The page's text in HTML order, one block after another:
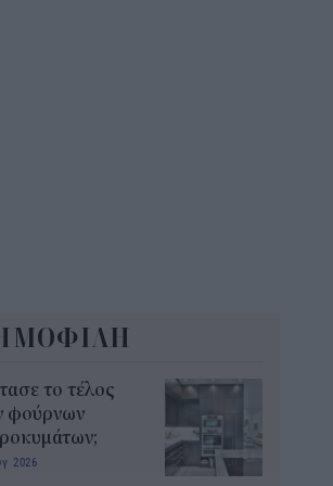
το τέλος
φούρνων
2026